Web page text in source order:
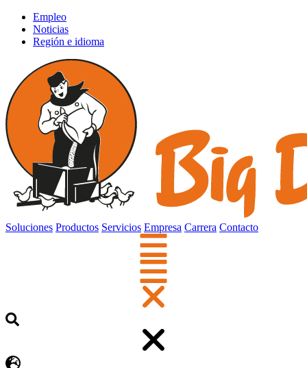
Empleo
Noticias
Región e idioma
Soluciones Productos Servicios Empresa Carrera Contacto